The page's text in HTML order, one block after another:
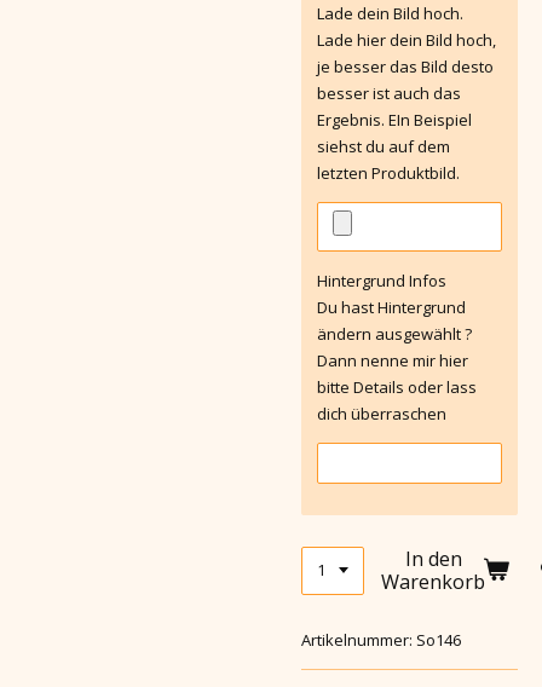
Lade dein Bild hoch.
Lade hier dein Bild hoch,
je besser das Bild desto
besser ist auch das
Ergebnis. EIn Beispiel
siehst du auf dem
letzten Produktbild.
Hintergrund Infos
Du hast Hintergrund
ändern ausgewählt ?
Dann nenne mir hier
bitte Details oder lass
dich überraschen
In den
Warenkorb
Artikelnummer: So146